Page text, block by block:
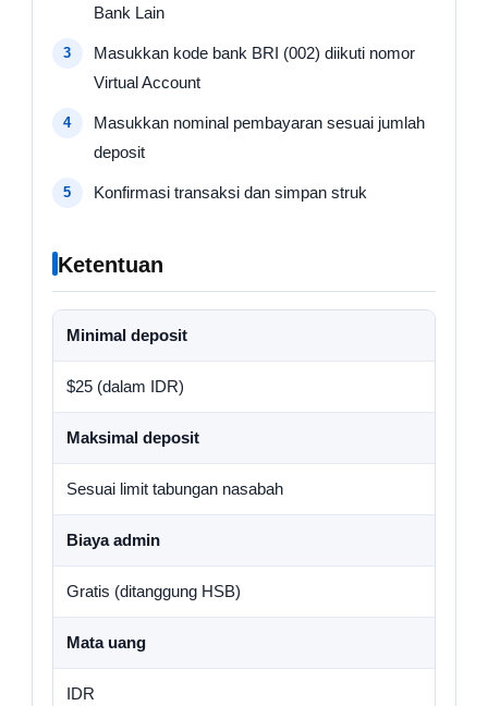
Bank Lain
Masukkan kode bank BRI (002) diikuti nomor
Virtual Account
Masukkan nominal pembayaran sesuai jumlah
deposit
Konfirmasi transaksi dan simpan struk
Ketentuan
Minimal deposit
$25 (dalam IDR)
Maksimal deposit
Sesuai limit tabungan nasabah
Biaya admin
Gratis (ditanggung HSB)
Mata uang
IDR